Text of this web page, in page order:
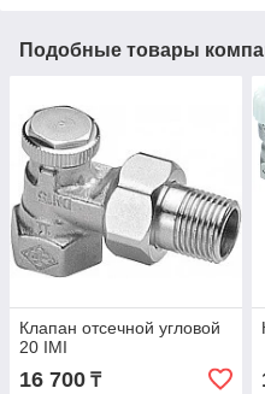
Подобные товары
Клапан отсечной угловой
20 IMI
16 700 ₸